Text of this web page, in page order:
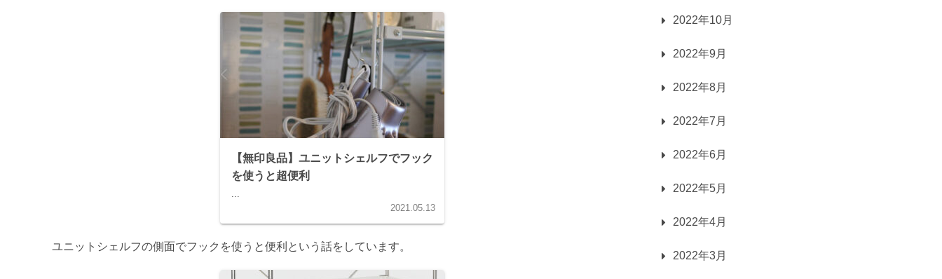
【無印良品】ユニットシェルフでフック
を使うと超便利
2021.05.13
ユニットシェルフの側面でフックを使うと便利という話をしています。
2022年10月
2022年9月
2022年8月
2022年7月
2022年6月
2022年5月
2022年4月
2022年3月